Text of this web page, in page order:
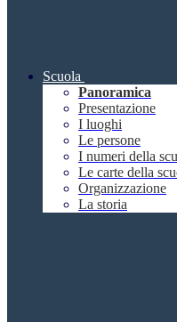
Scuola
Panoramica
Presentazione
I luoghi
Le persone
I numeri della
Le carte della
Organizzazione
La storia